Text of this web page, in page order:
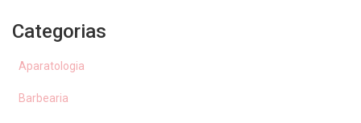
Categorias
Aparatologia
Barbearia